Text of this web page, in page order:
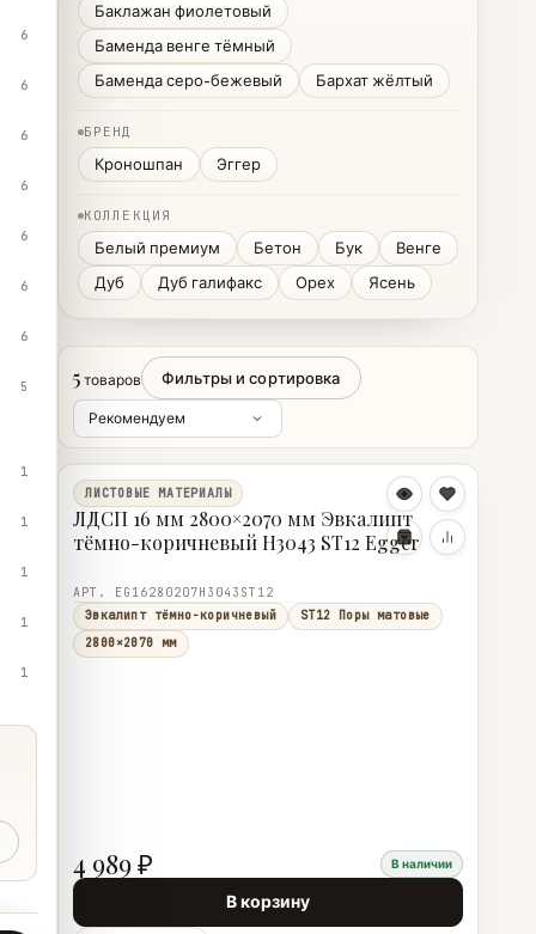
6
6
6
6
6
6
6
5
1
1
1
1
1
Баклажан фиолетовый
Баменда венге тёмный
Баменда серо-бежевый
Бархат жёлтый
БРЕНД
Кроношпан Эггер
КОЛЛЕКЦИЯ
Белый премиум Бетон Бук
Венге
Дуб
Дуб галифакс Орех Ясень
5 товаров Фильтры и сортировка
ЛИСТОВЫЕ МАТЕРИАЛЫ
ЛДСП 16 мм 2800×2070 мм Эвкалипт
тёмно-коричневый H3043 ST12 Egger
АРТ. EG16280207H3043ST12
Эвкалипт тёмно-коричневый
ST12 Поры матовые
2800×2070 мм
4 989 ₽ В наличии
В корзину